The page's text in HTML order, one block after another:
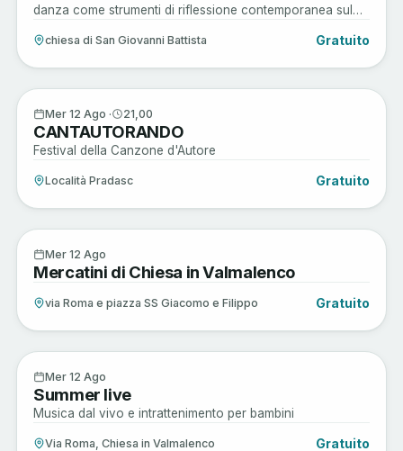
danza come strumenti di riflessione contemporanea sul
chiesa di San Giovanni Battista Gratuito
Musica e Spettacoli
Mer 12 Ago · 21,00
CANTAUTORANDO
Festival della Canzone d'Autore
Località Pradasc Gratuito
Arte e Cultura
Mer 12 Ago
Mercatini di Chiesa in Valmalenco
via Roma e piazza SS Giacomo e Filippo Gratuito
Enogastronomia
Mer 12 Ago
Summer live
Musica dal vivo e intrattenimento per bambini
Via Roma, Chiesa in Valmalenco Gratuito